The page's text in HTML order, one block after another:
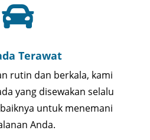

Terawat
rutin dan berkala, kami
yang disewakan selalu
untuk menemani
Anda.